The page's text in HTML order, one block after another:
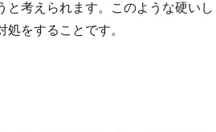
考えられます。このような硬いし
をすることです。